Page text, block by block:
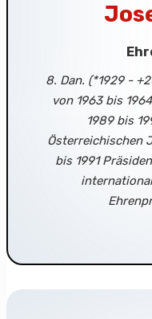
8. Dan. (*1929 -
von 1963 bis
1989 bis
Österreichischen
bis 1991